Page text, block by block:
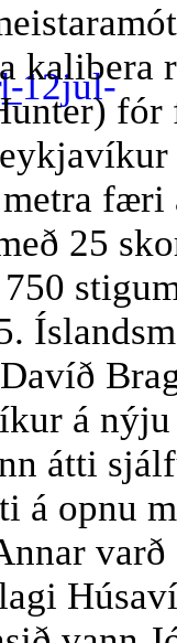
kalibera
fór
færi
25
á
átti
á opnu